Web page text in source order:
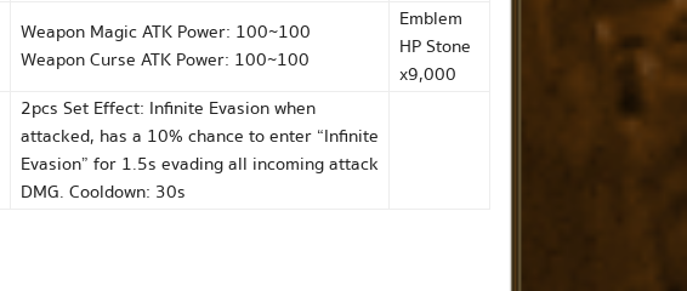
Weapon Magic ATK Power: 100~100
Weapon Curse ATK Power: 100~100
Emblem
HP Stone
x9,000
2pcs Set Effect: Infinite Evasion when
attacked, has a 10% chance to enter “Infinite
Evasion” for 1.5s evading all incoming attack
DMG. Cooldown: 30s